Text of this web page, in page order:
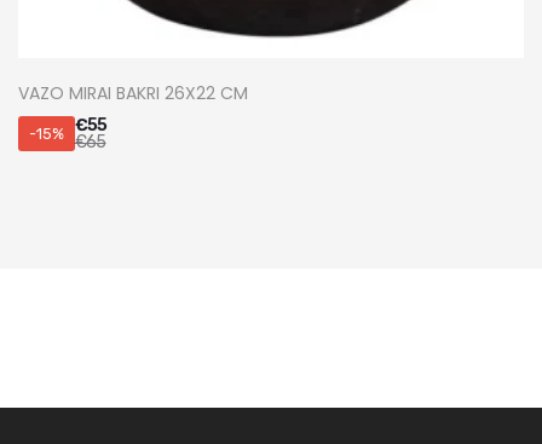
VAZO MIRAI BAKRI 26X22 CM
-15% €55
€65